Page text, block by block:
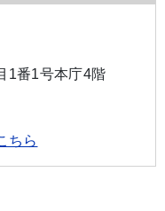
1番1号本庁4階
ちら